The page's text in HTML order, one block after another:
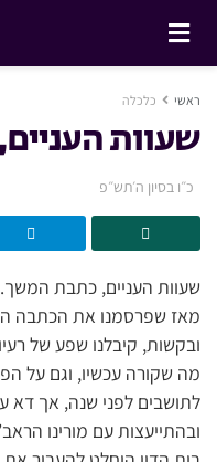
ראשי כלכלה
שעוות
כ״ו בסיון ה׳תש״פ
שעוות העניים, כתבת המשך.
מאז שפרסמנו את הכתבה
ובקשות, קיבלנו שפע של
מה שקורה עכשיו, וגם על
לתושבים לפני שנה, אך דא
ובהתייעצות עם מורינו